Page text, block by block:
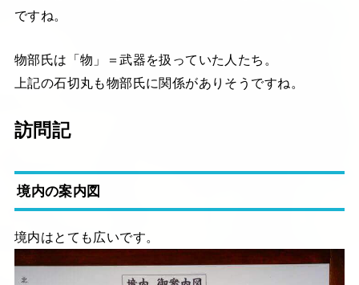
ですね。
物部氏は「物」＝武器を扱っていた人たち。
上記の石切丸も物部氏に関係がありそうですね。
訪問記
境内の案内図
境内はとても広いです。